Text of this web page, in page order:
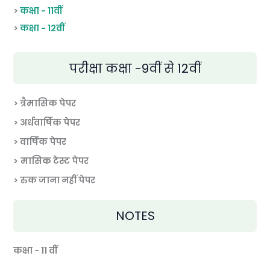
>कक्षा - 11वीं
>कक्षा - 12वीं
परीक्षा कक्षा -9वीं से 12वीं
> त्रैमासिक पेपर
> अर्धवार्षिक पेपर
> वार्षिक पेपर
> मासिक टेस्ट पेपर
> रुक जाना नहीं पेपर
NOTES
कक्षा - 11 वीं